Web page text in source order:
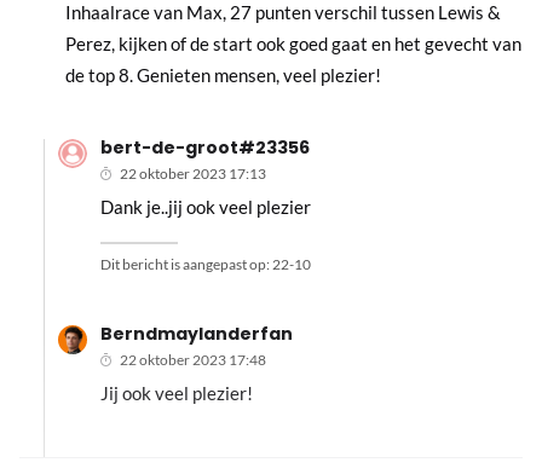
Inhaalrace van Max, 27 punten verschil tussen Lewis &
Perez, kijken of de start ook goed gaat en het gevecht van
de top 8. Genieten mensen, veel plezier!
bert-de-groot#23356
22 oktober 2023 17:13
Dank je..jij ook veel plezier
Dit bericht is aangepast op:22-10
Berndmaylanderfan
22 oktober 2023 17:48
Jij ook veel plezier!